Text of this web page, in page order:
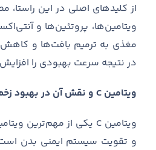
از کلیدهای اصلی در این راستا،
ویتامینها، پروتئینها و آنتی
مغذی به ترمیم بافتها و کاهش
در نتیجه سرعت بهبودی را
ویتامین C و نقش آن در بهبود زخم‌ها
ویتامین C یکی از مهمترین
و تقویت سیستم ایمنی بدن